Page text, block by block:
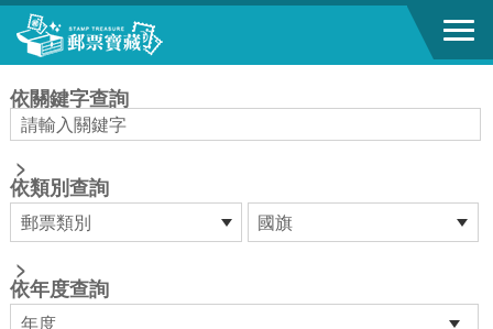
跳到主要內容區塊
依關鍵字查詢
>
依類別查詢
>
依年度查詢